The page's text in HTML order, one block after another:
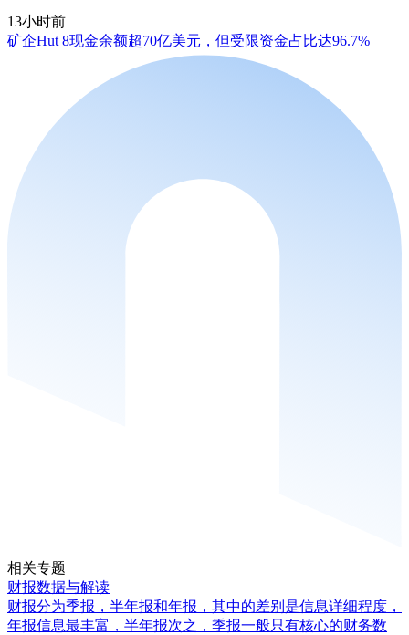
13小时前
矿企Hut 8现金余额超70亿美元，但受限资金占比达96.7%
相关专题
财报数据与解读
财报分为季报，半年报和年报，其中的差别是信息详细程度，
年报信息最丰富，半年报次之，季报一般只有核心的财务数